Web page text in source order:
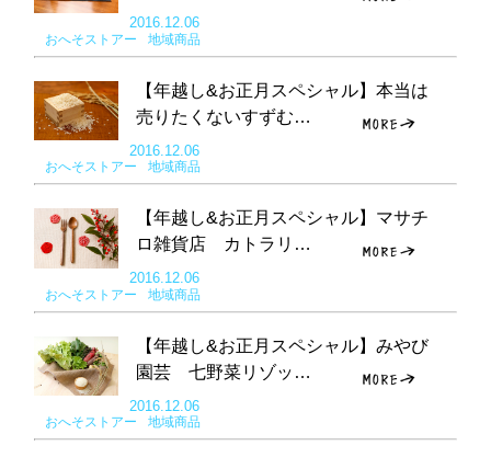
2016.12.06
おへそストアー 地域商品
【年越し&お正月スペシャル】本当は
売りたくないすずむ…
2016.12.06
おへそストアー 地域商品
【年越し&お正月スペシャル】マサチ
ロ雑貨店 カトラリ…
2016.12.06
おへそストアー 地域商品
【年越し&お正月スペシャル】みやび
園芸 七野菜リゾッ…
2016.12.06
おへそストアー 地域商品